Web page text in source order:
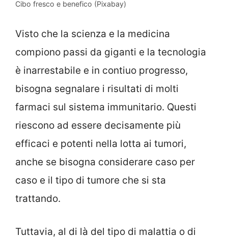
Cibo fresco e benefico (Pixabay)
Visto che la scienza e la medicina
compiono passi da giganti e la tecnologia
è inarrestabile e in contiuo progresso,
bisogna segnalare i risultati di molti
farmaci sul sistema immunitario. Questi
riescono ad essere decisamente più
efficaci e potenti nella lotta ai tumori,
anche se bisogna considerare caso per
caso e il tipo di tumore che si sta
trattando.
Tuttavia, al di là del tipo di malattia o di